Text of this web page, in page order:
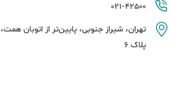
021-42500
پلاک 6